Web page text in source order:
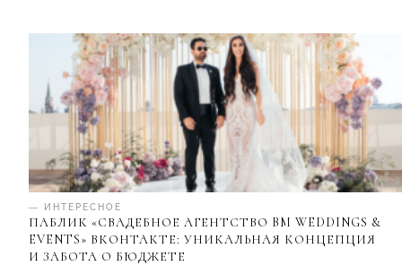
— ИНТЕРЕСНОЕ
ПАБЛИК «СВАДЕБНОЕ АГЕНТСТВО BM WEDDINGS &
EVENTS» ВКОНТАКТЕ: УНИКАЛЬНАЯ КОНЦЕПЦИЯ
И ЗАБОТА О БЮДЖЕТЕ